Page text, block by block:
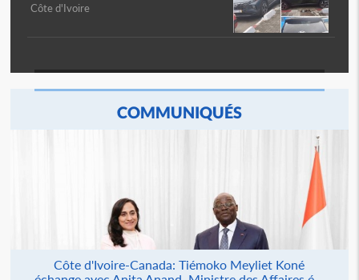
Côte d'Ivoire
COMMUNIQUÉS
Côte d'Ivoire-Canada: Tiémoko Meyliet Koné